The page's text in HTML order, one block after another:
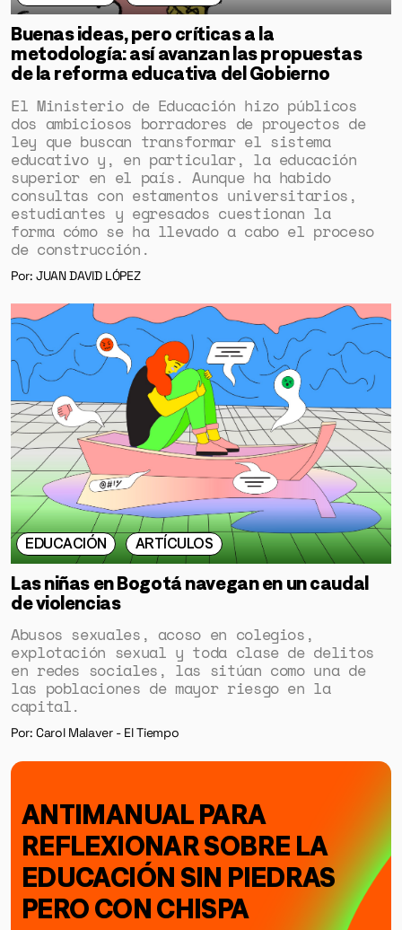
DERECHOS HUMANOS
SALUD MENTAL
EMERGENCIA CLIMÁTICA
HERRAMIENTAS
SOBRE MUTANTE
DONACIONES
ESPECIALES
Buenas ideas, pero críticas a la
metodología: así avanzan las propuestas
de la reforma educativa del Gobierno
El Ministerio de Educación hizo públicos
dos ambiciosos borradores de proyectos de
ley que buscan transformar el sistema
educativo y, en particular, la educación
superior en el país. Aunque ha habido
consultas con estamentos universitarios,
estudiantes y egresados cuestionan la
forma cómo se ha llevado a cabo el proceso
de construcción.
Por: JUAN DAVID LÓPEZ
EDUCACIÓN ARTÍCULOS
Las niñas en Bogotá navegan en un caudal
de violencias
Abusos sexuales, acoso en colegios,
explotación sexual y toda clase de delitos
en redes sociales, las sitúan como una de
las poblaciones de mayor riesgo en la
capital.
Por: Carol Malaver - El Tiempo
ANTIMANUAL PARA
REFLEXIONAR SOBRE LA
EDUCACIÓN SIN PIEDRAS
PERO CON CHISPA